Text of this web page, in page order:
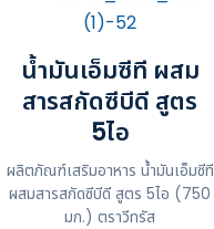
น้ำมันเอ็มซีที ผสม
สารสกัดซีบีดี สูตร
5ไอ
ผลิตภัณฑ์เสริมอาหาร น้ำมันเอ็มซีที
ผสมสารสกัดซีบีดี สูตร 5ไอ (750
มก.) ตราวีทรัส